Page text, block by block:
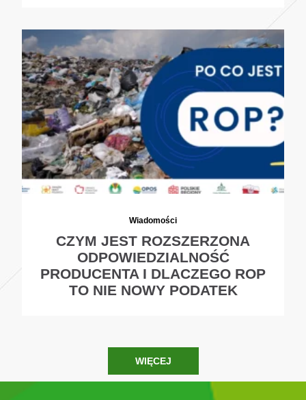
Wiadomości
CZYM JEST ROZSZERZONA
ODPOWIEDZIALNOŚĆ
PRODUCENTA I DLACZEGO ROP
TO NIE NOWY PODATEK
WIĘCEJ